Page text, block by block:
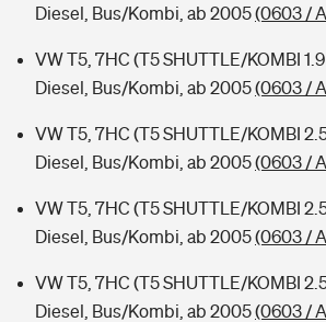
Diesel, Bus/Kombi, ab 2005(0603 /
VW T5, 7HC (T5 SHUTTLE/KOMBI
Diesel, Bus/Kombi, ab 2005(0603 /
VW T5, 7HC (T5 SHUTTLE/KOMBI
Diesel, Bus/Kombi, ab 2005(0603 /
VW T5, 7HC (T5 SHUTTLE/KOMBI
Diesel, Bus/Kombi, ab 2005(0603 /
VW T5, 7HC (T5 SHUTTLE/KOMBI
Diesel, Bus/Kombi, ab 2005(0603 /